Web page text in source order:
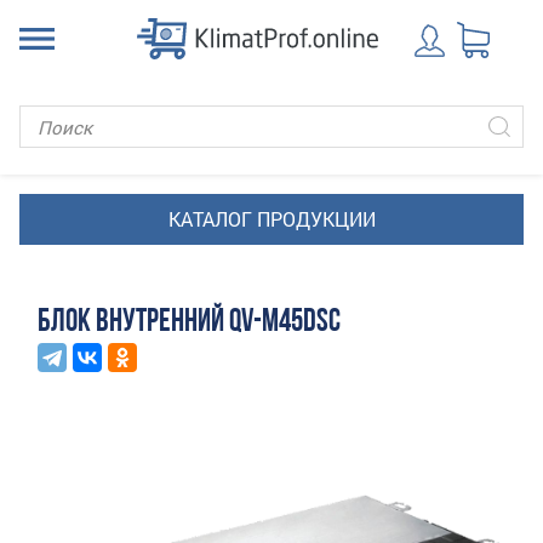
БЛОК ВНУТРЕННИЙ QV-M45DSC